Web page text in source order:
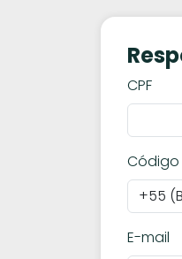
CPF
E-mail